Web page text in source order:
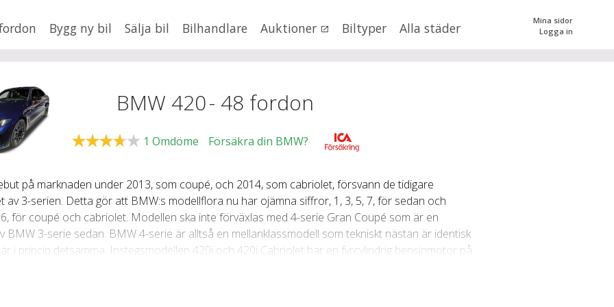
Bygg ny bil Sälja bil Bilhandlare Auktioner Biltyper Alla städer
Mina sidor
Logga in
,BMW
0 kr tillmer än 500000
Mil från Mil till
Fler val
BMW 420- 48 fordon
1 Omdöme Försäkra din BMW?
på marknaden under 2013, som coupé, och 2014, som cabriolet, försvann de tidigare
3-serien. Detta gör att BMW:s modellflora nu har ojämna siffror, 1, 3, 5, 7, för sedan och
för coupé och cabriolet. Modellen ska inte förväxlas med 4-serie Gran Coupé som är en
3-serie sedan. BMW 4-serie är alltså en mellanklassmodell som tekniskt nästan är identisk
i princip detsamma. Instegsmodellen 420i och 420i Cabriolet har en fyrcylindrig bensinmotor på